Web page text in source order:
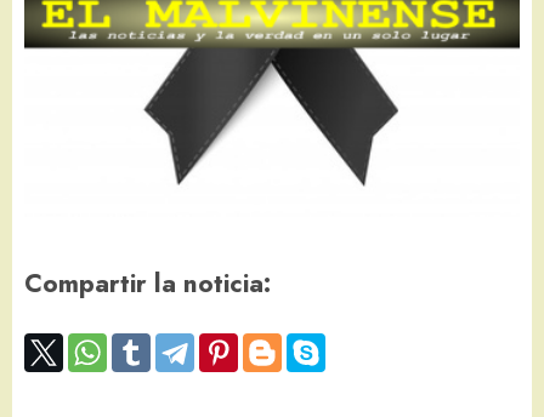
Compartir la noticia: